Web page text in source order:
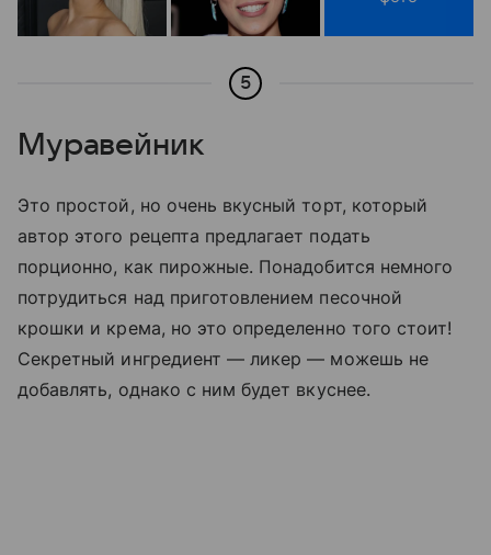
5
Муравейник
Это простой, но очень вкусный торт, который
автор этого рецепта предлагает подать
порционно, как пирожные. Понадобится немного
потрудиться над приготовлением песочной
крошки и крема, но это определенно того стоит!
Секретный ингредиент — ликер — можешь не
добавлять, однако с ним будет вкуснее.